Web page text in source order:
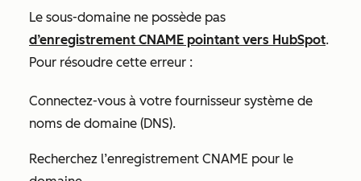
Le sous-domaine ne possède pas
d’enregistrement CNAME pointant vers HubSpot.
Pour résoudre cette erreur :
Connectez-vous à votre fournisseur système de
noms de domaine (DNS).
Recherchez l’enregistrement CNAME pour le